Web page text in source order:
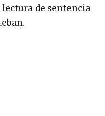
de sentencia